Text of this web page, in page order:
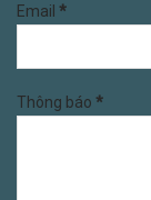
Email *
Thông báo *